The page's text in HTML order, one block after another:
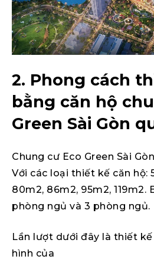
2. Phong cách
bằng căn hộ
Green Sài Gòn
Chung cư Eco Green Sài
Với các loại thiết kế căn hộ:
80m2, 86m2, 95m2, 119m2.
phòng ngủ và 3 phòng ngủ.
Lần lượt dưới đây là thiết
hình của